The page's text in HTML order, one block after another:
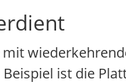
ist die